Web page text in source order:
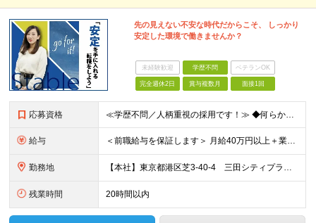
先の見えない不安な時代だからこそ、 しっかり
安定した環境で働きませんか？
未経験歓迎 学歴不問 ベテランOK
完全週休2日 賞与複数月 面接1回
応募資格 ≪学歴不問／人柄重視の採用です！≫ ◆何らかの開発経験をお持ちの方 ※開発環境・言語・経験年数は問いません。
給与 ＜前職給与を保証します＞ 月給40万円以上＋業績賞与年2回＋各種手当 ※固定残業代（3万4,950円・30時間分）含む。時間超過分は全額支給いたします。 ※経歴・スキルなどを考慮し、優遇いたします。
勤務地 【本社】東京都港区芝3-40-4 三田シティプラザ 3F または、東京都内・神奈川県内のプロジェクト先での勤務となります。 ※現在、自社内開発の案件と、クライアント先で開発を行なう案件の割合は約5:5
残業時間 20時間以内